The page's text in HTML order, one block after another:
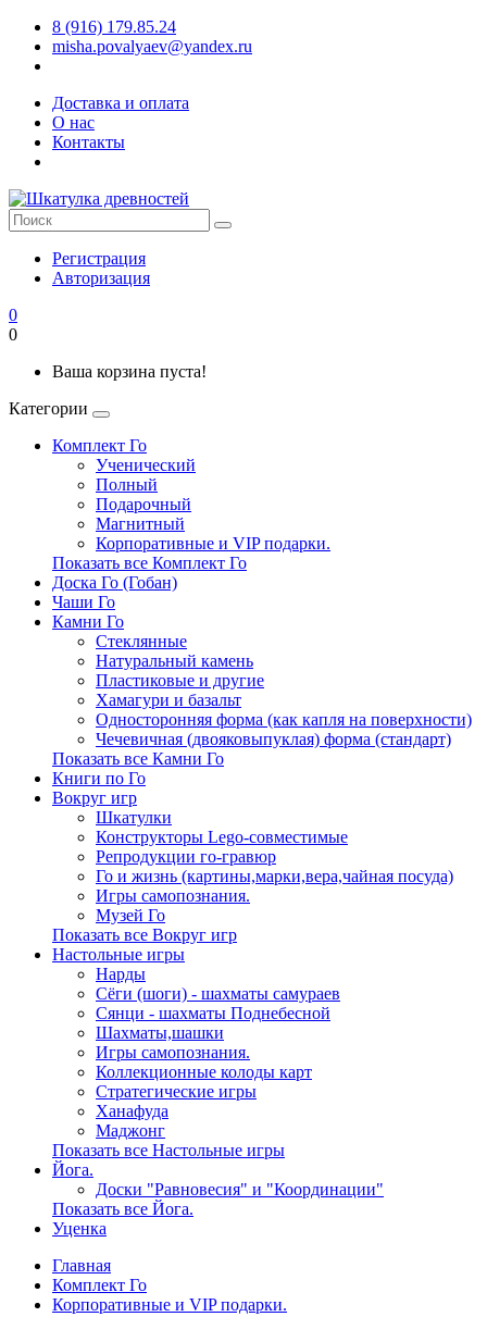
8 (916) 179.85.24
misha.povalyaev@yandex.ru
Доставка и оплата
О нас
Контакты
Регистрация
Авторизация
0
0
Ваша корзина пуста!
Категории
Комплект Го
Ученический
Полный
Подарочный
Магнитный
Корпоративные и VIP подарки.
Показать все Комплект Го
Доска Го (Гобан)
Чаши Го
Камни Го
Стеклянные
Натуральный камень
Пластиковые и другие
Хамагури и базальт
Односторонняя форма (как капля на поверхности)
Чечевичная (двояковыпуклая) форма (стандарт)
Показать все Камни Го
Книги по Го
Вокруг игр
Шкатулки
Конструкторы Lego-совместимые
Репродукции го-гравюр
Го и жизнь (картины,марки,вера,чайная посуда)
Игры самопознания.
Музей Го
Показать все Вокруг игр
Настольные игры
Нарды
Сёги (шоги) - шахматы самураев
Сянци - шахматы Поднебесной
Шахматы,шашки
Игры самопознания.
Коллекционные колоды карт
Стратегические игры
Ханафуда
Маджонг
Показать все Настольные игры
Йога.
Доски "Равновесия" и "Координации"
Показать все Йога.
Уценка
Главная
Комплект Го
Корпоративные и VIP подарки.